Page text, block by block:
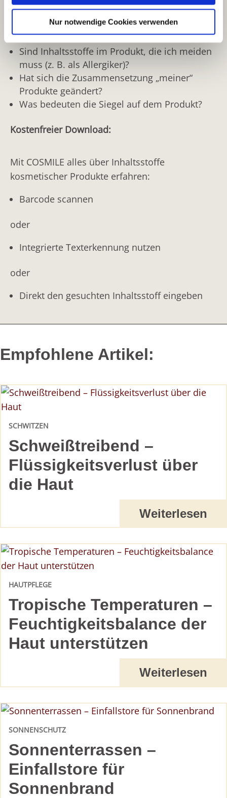
und wie wir personenbezogene Daten verarbeiten.
Sie können Ihre Einwilligung jederzeit von derCookie-
Nur notwendige Cookies verwenden
Namen?
Warum sind diese Stoffe im Produkt
enthalten? Welche Funktionen haben sie?
Sind Inhaltsstoffe im Produkt, die ich meiden
muss (z. B. als Allergiker)?
Hat sich die Zusammensetzung „meiner“
Produkte geändert?
Was bedeuten die Siegel auf dem Produkt?
Kostenfreier Download:
Mit COSMILE alles über Inhaltsstoffe
kosmetischer Produkte erfahren:
Barcode scannen
oder
Integrierte Texterkennung nutzen
oder
Direkt den gesuchten Inhaltsstoff eingeben
Empfohlene Artikel:
Schweißtreibend –
Flüssigkeitsverlust über
die Haut
SCHWITZEN
Weiterlesen
Tropische Temperaturen –
Feuchtigkeitsbalance der
Haut unterstützen
HAUTPFLEGE
Weiterlesen
Sonnenterrassen –
Einfallstore für
Sonnenbrand
SONNENSCHUTZ